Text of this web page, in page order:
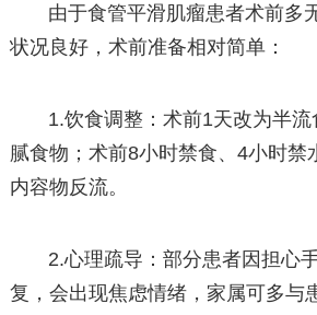
由于食管平滑肌瘤患者术前多
状况良好，术前准备相对简单：
1.饮食调整：术前1天改为半
腻食物；术前8小时禁食、4小时禁
内容物反流。
2.心理疏导：部分患者因担心
复，会出现焦虑情绪，家属可多与